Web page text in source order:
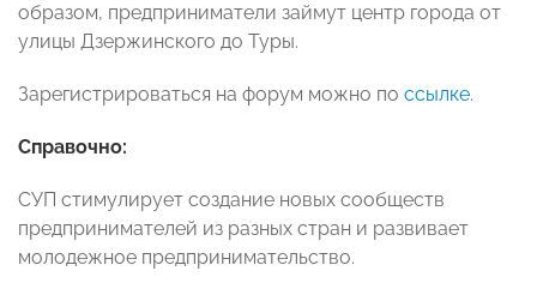
образом, предприниматели займут центр города от
улицы Дзержинского до Туры.
Зарегистрироваться на форум можно по ссылке.
Справочно:
СУП стимулирует создание новых сообществ
предпринимателей из разных стран и развивает
молодежное предпринимательство.